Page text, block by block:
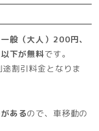
一般（大人）200円、
下が無料です。
割引料金となりま
あるので、車移動の